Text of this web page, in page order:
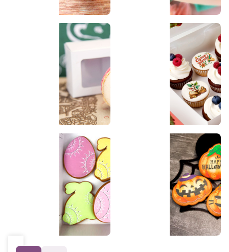
Наборы на 23 февраля Наборы на 8 марта
Наборы на 1 сентября
Наборы на День